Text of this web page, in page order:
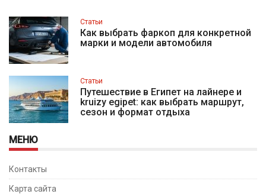
Статьи
Как выбрать фаркоп для конкретной
марки и модели автомобиля
Статьи
Путешествие в Египет на лайнере и
kruizy egipet: как выбрать маршрут,
сезон и формат отдыха
МЕНЮ
Контакты
Карта сайта